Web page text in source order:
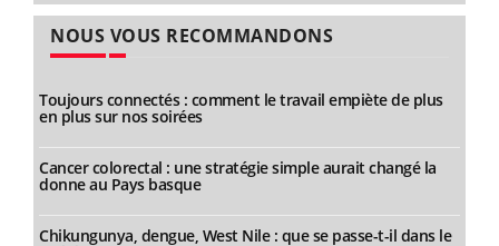
NOUS VOUS RECOMMANDONS
Toujours connectés : comment le travail empiète de plus
en plus sur nos soirées
Cancer colorectal : une stratégie simple aurait changé la
donne au Pays basque
Chikungunya, dengue, West Nile : que se passe-t-il dans le